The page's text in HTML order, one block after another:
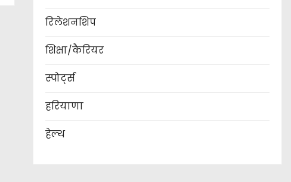
रिलेशनशिप
शिक्षा/कैरियर
स्पोर्ट्स
हरियाणा
हेल्थ